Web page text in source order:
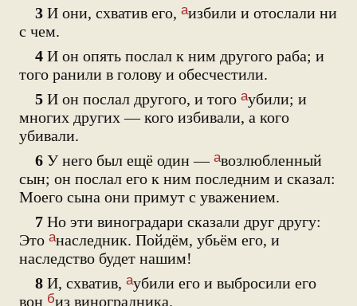
3 И они, схватив его, аизбили и отослали ни
с чем.
4 И он опять послал к ним другого раба; и
того ранили в голову и обесчестили.
5 И он послал другого, и того аубили; и
многих других — кого избивали, а кого
убивали.
6 У него был ещё один — авозлюбленный
сын; он послал его к ним последним и сказал:
Моего сына они примут с уважением.
7 Но эти виноградари сказали друг другу:
Это анаследник. Пойдём, убьём его, и
наследство будет нашим!
8 И, схватив, аубили его и выбросили его
вон биз виноградника.